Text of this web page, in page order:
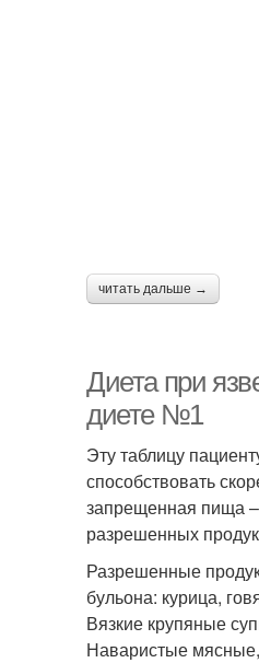
читать дальше →
Диета при
диете №1
Эту таблицу
способствовать
запрещенная пища
разрешенных
Разрешенные
бульона: курица,
Вязкие крупяные
Наваристые